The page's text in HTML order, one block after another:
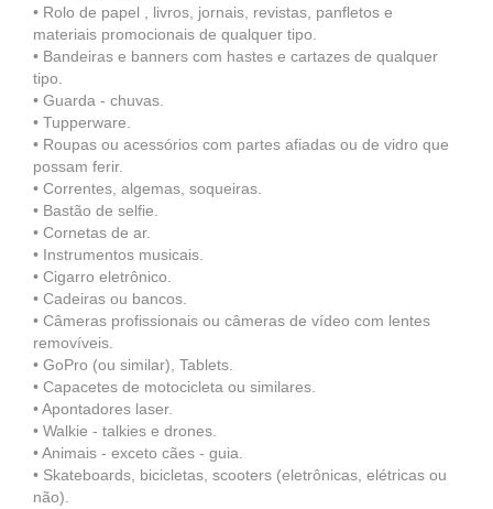
• Rolo de papel , livros, jornais, revistas, panfletos e
materiais promocionais de qualquer tipo.
• Bandeiras e banners com hastes e cartazes de qualquer
tipo.
• Guarda - chuvas.
• Tupperware.
• Roupas ou acessórios com partes afiadas ou de vidro que
possam ferir.
• Correntes, algemas, soqueiras.
• Bastão de selfie.
• Cornetas de ar.
• Instrumentos musicais.
• Cigarro eletrônico.
• Cadeiras ou bancos.
• Câmeras profissionais ou câmeras de vídeo com lentes
removíveis.
• GoPro (ou similar), Tablets.
• Capacetes de motocicleta ou similares.
• Apontadores laser.
• Walkie - talkies e drones.
• Animais - exceto cães - guia.
• Skateboards, bicicletas, scooters (eletrônicas, elétricas ou
não).